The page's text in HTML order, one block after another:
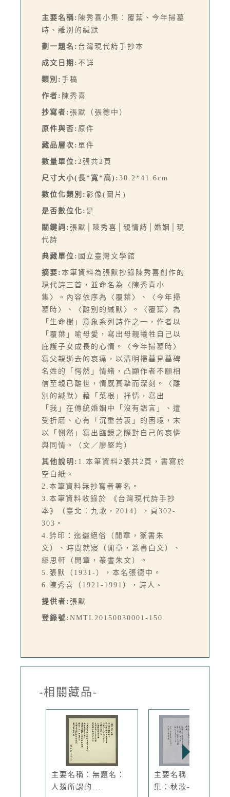
主要名稱: 陳秀喜小集：覆葉、今年掃墓
時、離別的緘默
劃一題名: 台灣現代詩手抄本
成文日期: 不詳
類別: 手稿
作者: 陳秀喜
抄寫者: 張默（張德中）
原件與否: 原件
藏品層次: 單件
數量單位: 2張共2頁
尺寸大小(長*寬*高): 30.2*41.6cm
數位化類別: 影像(圖片)
是否數位化: 是
關鍵詞: 張默│陳秀喜│親情詩│婚姻│現
代詩
典藏單位: 國立臺灣文學館
摘要: 本筆資料為張默抄錄陳秀喜創作的
現代詩三首，並命名為〈陳秀喜小
集〉。內容依序為〈覆葉〉、〈今年掃
墓時〉、〈離別的緘默〉。〈覆葉〉為
「生命樹」意象系列詩作之一，作者以
「覆葉」喻母愛，寫出母親犧牲自己以
庇護子女成長的心情。〈今年掃墓時〉
寫父親逝去的哀痛，以清明掃墓見墓碑
名姓的「愕然」情緒，凸顯作者不願相
信至親已離世，情感真摯而深刻。〈離
別的緘默〉藉「菜根」抒情，寫出
「我」在傳統婚姻中「沒有語言」、遭
受折磨、心有「沉重苦衷」的困境，末
以「惻然」寫出臨鏡之際對自己的哀憐
與同情。（文／廖堅均）
其他說明: 1.本筆資料2張共2頁，書寫於
空白紙。
2.本筆資料無抄寫者署名。
3.本筆資料收錄於 《台灣現代詩手抄
本》（臺北：九歌，2014），頁302-
303。
4.鈐印：迤邐絕俗（閒章，篆書朱
文）、時間就寢（閒章，篆書白文）、
繆思軒（閒章，篆書朱文）。
5.張默（1931-），本名張德中。
6.陳秀喜（1921-1991），詩人。
提供者: 張默
登錄號: NMTL20150030001-150
-相關藏品-
主要名稱：無題名：
人類所謂的...
主要名稱：瘂弦小
集：秋歌—給...